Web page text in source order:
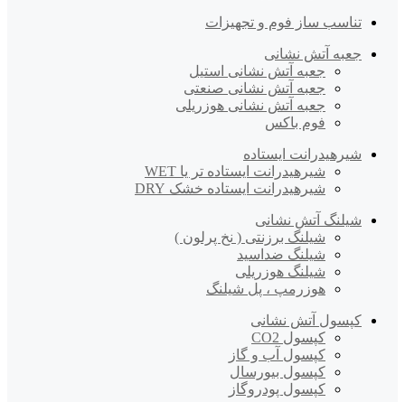
تناسب ساز فوم و تجهیزات
جعبه آتش نشانی
جعبه آتش نشانی استیل
جعبه آتش نشانی صنعتی
جعبه آتش نشانی هوزریلی
فوم باکس
شیرهیدرانت ایستاده
شیرهیدرانت ایستاده تر یا WET
شیرهیدرانت ایستاده خشک DRY
شیلنگ آتش نشانی
شیلنگ برزنتی ( نخ پرلون )
شیلنگ ضداسید
شیلنگ هوزریلی
هوزرمپ ، پل شیلنگ
کپسول آتش نشانی
کپسول CO2
کپسول آب و گاز
کپسول بیورسال
کپسول پودروگاز